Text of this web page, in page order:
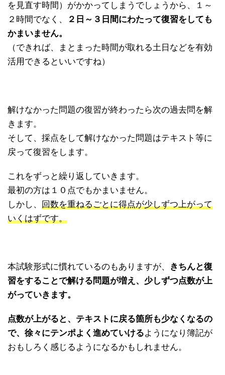
を見直す時間）がかかってしまうでしょうから、１～
２時間でなく、
２日～３日間にわたって復習をしても
かまいません。
（できれば、まとまった時間が取れる土日などを有効
活用できるといいですね）
解けなかった問題の復習が終わったら次の過去問を解
きます。
そして、採点をして解けなかった問題はテキスト等に
戻って復習をします。
これをずっと繰り返していきます。
最初の方は１０点でもかまいません。
しかし、 回数を重ねるごとに得点が少しずつ上がって
いくはずです。
本試験形式に慣れているのもありますが、
きちんと復
習をすることで解ける問題が増え、少しずつ点数が上
がっていきます。
点数が上がると、テキストに戻る箇所も少なくなるの
で、徐々にテンポよく進めていけるようになり簿記が
おもしろく感じるようになるかもしれません。